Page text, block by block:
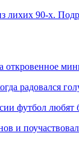
лихих 90-х.
откровенное
радовался
футбол любят
и